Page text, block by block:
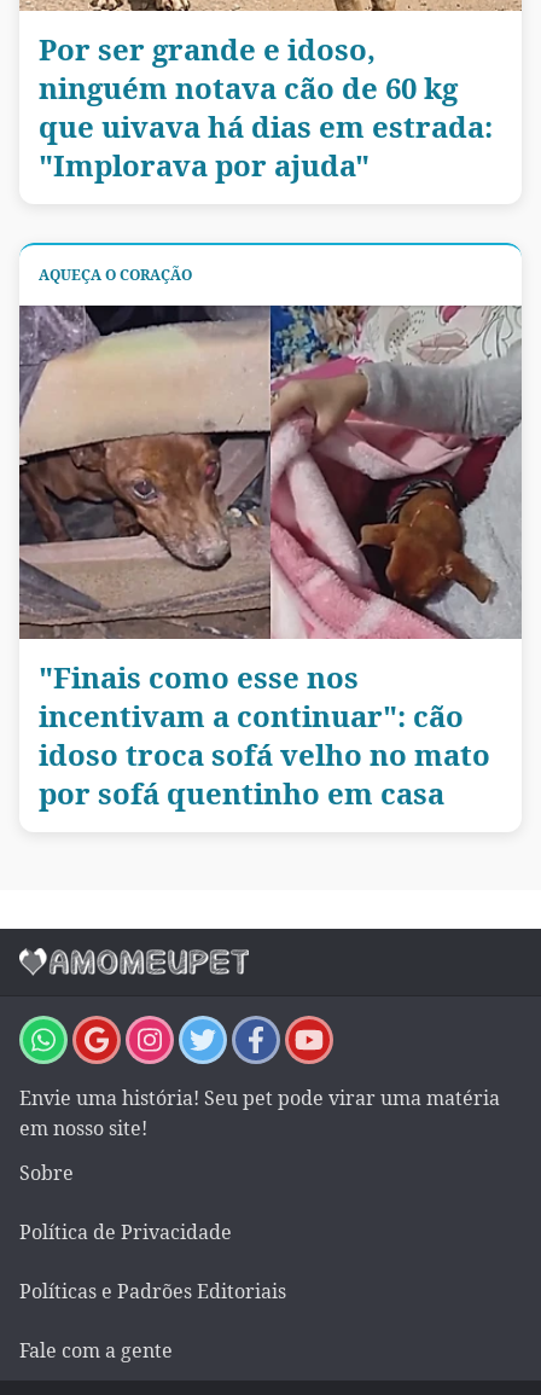
Por ser grande e idoso,
ninguém notava cão de 60 kg
que uivava há dias em estrada:
"Implorava por ajuda"
AQUEÇA O CORAÇÃO
"Finais como esse nos
incentivam a continuar": cão
idoso troca sofá velho no mato
por sofá quentinho em casa
Envie uma história! Seu pet pode virar uma matéria
em nosso site!
Sobre
Política de Privacidade
Políticas e Padrões Editoriais
Fale com a gente